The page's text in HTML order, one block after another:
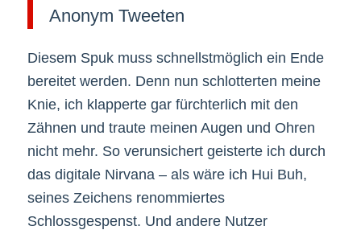
Anonym Tweeten
Diesem Spuk muss schnellstmöglich ein Ende
bereitet werden. Denn nun schlotterten meine
Knie, ich klapperte gar fürchterlich mit den
Zähnen und traute meinen Augen und Ohren
nicht mehr. So verunsichert geisterte ich durch
das digitale Nirvana – als wäre ich Hui Buh,
seines Zeichens renommiertes
Schlossgespenst. Und andere Nutzer